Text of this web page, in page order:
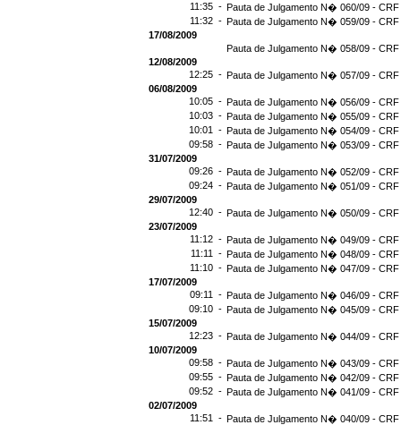
11:35 - Pauta de Julgamento N� 060/09 - CRF
11:32 - Pauta de Julgamento N� 059/09 - CRF
17/08/2009
Pauta de Julgamento N� 058/09 - CRF
12/08/2009
12:25 - Pauta de Julgamento N� 057/09 - CRF
06/08/2009
10:05 - Pauta de Julgamento N� 056/09 - CRF
10:03 - Pauta de Julgamento N� 055/09 - CRF
10:01 - Pauta de Julgamento N� 054/09 - CRF
09:58 - Pauta de Julgamento N� 053/09 - CRF
31/07/2009
09:26 - Pauta de Julgamento N� 052/09 - CRF
09:24 - Pauta de Julgamento N� 051/09 - CRF
29/07/2009
12:40 - Pauta de Julgamento N� 050/09 - CRF
23/07/2009
11:12 - Pauta de Julgamento N� 049/09 - CRF
11:11 - Pauta de Julgamento N� 048/09 - CRF
11:10 - Pauta de Julgamento N� 047/09 - CRF
17/07/2009
09:11 - Pauta de Julgamento N� 046/09 - CRF
09:10 - Pauta de Julgamento N� 045/09 - CRF
15/07/2009
12:23 - Pauta de Julgamento N� 044/09 - CRF
10/07/2009
09:58 - Pauta de Julgamento N� 043/09 - CRF
09:55 - Pauta de Julgamento N� 042/09 - CRF
09:52 - Pauta de Julgamento N� 041/09 - CRF
02/07/2009
11:51 - Pauta de Julgamento N� 040/09 - CRF